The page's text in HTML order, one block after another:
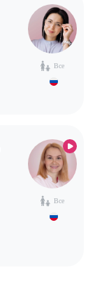
Все
Все